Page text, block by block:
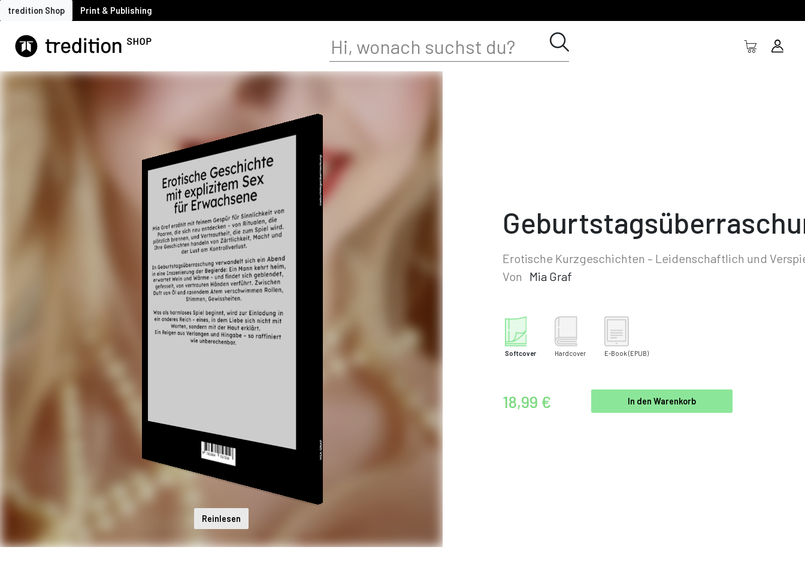
tredition Shop Print & Publishing
Reinlesen
Erotische Kurzgeschichten – Leidenschaftlich und
Von
Mia Graf
Softcover Hardcover E-Book (EPUB)
18,99 € In den Warenkorb